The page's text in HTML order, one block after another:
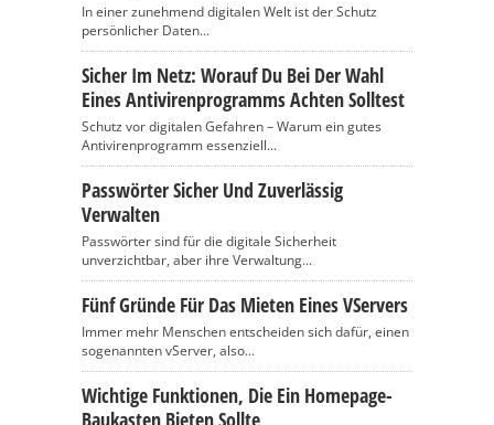
In einer zunehmend digitalen Welt ist der Schutz
persönlicher Daten...
Sicher Im Netz: Worauf Du Bei Der Wahl
Eines Antivirenprogramms Achten Solltest
Schutz vor digitalen Gefahren – Warum ein gutes
Antivirenprogramm essenziell...
Passwörter Sicher Und Zuverlässig
Verwalten
Passwörter sind für die digitale Sicherheit
unverzichtbar, aber ihre Verwaltung...
Fünf Gründe Für Das Mieten Eines VServers
Immer mehr Menschen entscheiden sich dafür, einen
sogenannten vServer, also...
Wichtige Funktionen, Die Ein Homepage-